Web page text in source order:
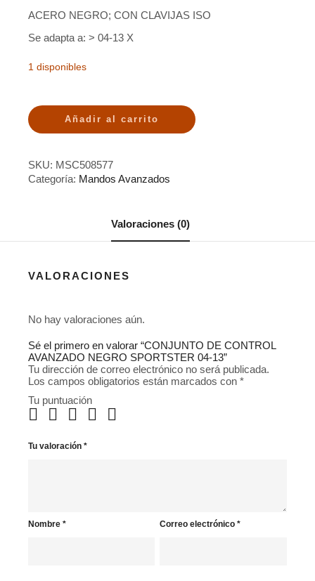
ACERO NEGRO; CON CLAVIJAS ISO
Se adapta a: > 04-13 X
1 disponibles
Añadir al carrito
SKU: MSC508577
Categoría: Mandos Avanzados
Valoraciones (0)
VALORACIONES
No hay valoraciones aún.
Sé el primero en valorar “CONJUNTO DE CONTROL
AVANZADO NEGRO SPORTSTER 04-13”
Tu dirección de correo electrónico no será publicada.
Los campos obligatorios están marcados con *
Tu puntuación
Tu valoración *
Nombre * Correo electrónico*